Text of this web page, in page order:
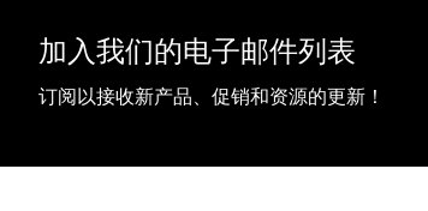
加入我们的电子邮件列表
订阅以接收新产品、促销和资源的更新！